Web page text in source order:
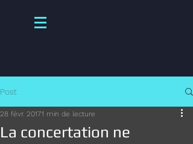
Post
La concertation ne
28 févr. 20171 min de lecture